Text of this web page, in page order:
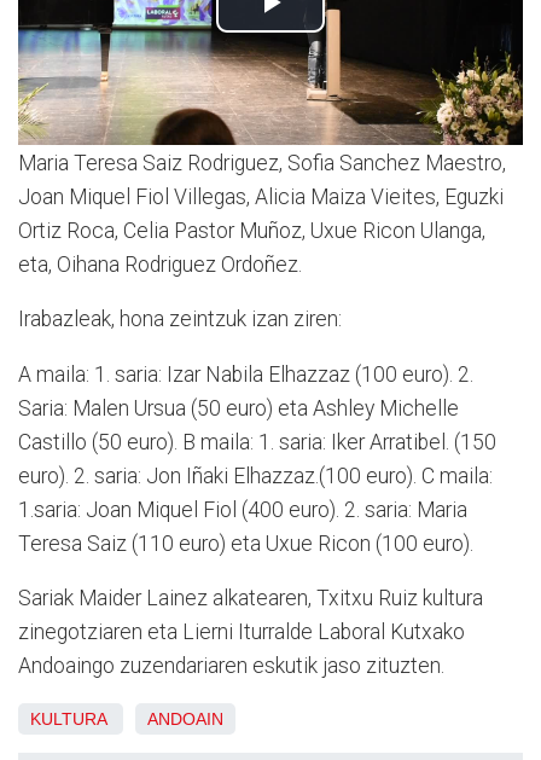
Maria Teresa Saiz Rodriguez, Sofia Sanchez Maestro,
Joan Miquel Fiol Villegas, Alicia Maiza Vieites, Eguzki
Ortiz Roca, Celia Pastor Muñoz, Uxue Ricon Ulanga,
eta, Oihana Rodriguez Ordoñez.
Irabazleak, hona zeintzuk izan ziren:
A maila: 1. saria: Izar Nabila Elhazzaz (100 euro). 2.
Saria: Malen Ursua (50 euro) eta Ashley Michelle
Castillo (50 euro). B maila: 1. saria: Iker Arratibel. (150
euro). 2. saria: Jon Iñaki Elhazzaz.(100 euro). C maila:
1.saria: Joan Miquel Fiol (400 euro). 2. saria: Maria
Teresa Saiz (110 euro) eta Uxue Ricon (100 euro).
Sariak Maider Lainez alkatearen, Txitxu Ruiz kultura
zinegotziaren eta Lierni Iturralde Laboral Kutxako
Andoaingo zuzendariaren eskutik jaso zituzten.
KULTURA ANDOAIN